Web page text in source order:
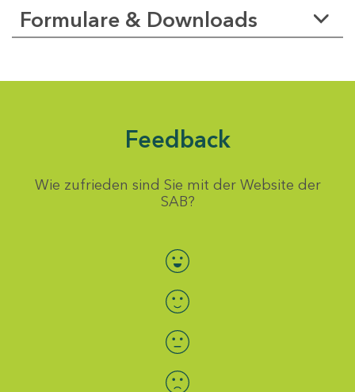
Formulare & Downloads
Feedback
Wie zufrieden sind Sie mit der Website der
SAB?
Bewertung auswählen